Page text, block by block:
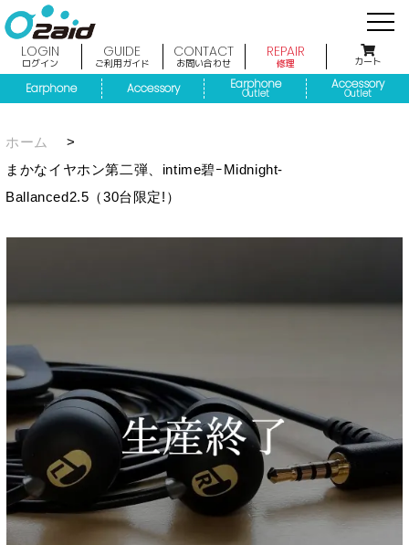
LOGIN
ログイン
GUIDE
ご利用ガイド
CONTACT
お問い合わせ
REPAIR
修理 カート
Earphone Accessory Earphone
Outlet
Accessory
Outlet
ホーム
>
まかなイヤホン第二弾、intime碧ｰMidnight-
Ballanced2.5（30台限定!）